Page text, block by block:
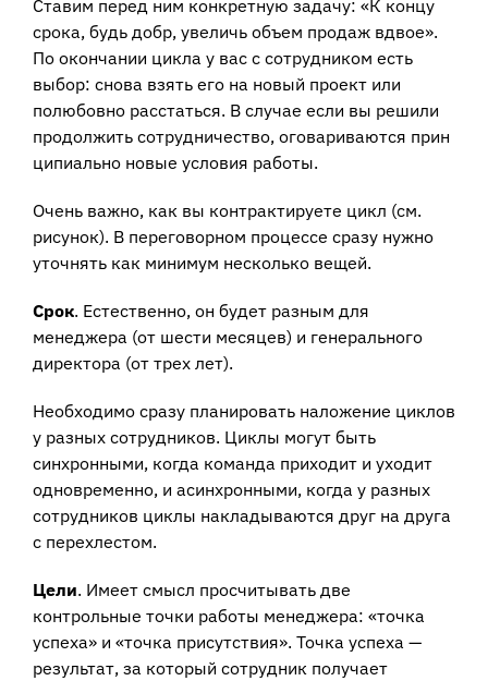
Ставим перед ним конкретную задачу: «К концу
срока, будь добр, увеличь объем продаж вдвое».
По окончании цикла у вас с сотрудником есть
выбор: снова взять его на новый проект или
полюбовно расстаться. В случае если вы решили
продолжить сотрудничество, оговариваются прин
ципиально новые условия работы.
Очень важно, как вы контрактируете цикл (см.
рисунок). В переговорном процессе сразу нужно
уточнять как минимум несколько вещей.
Срок. Естественно, он будет разным для
менеджера (от шести месяцев) и генерального
директора (от трех лет).
Необходимо сразу планировать наложение циклов
у разных сотрудников. Циклы могут быть
синхронными, когда команда приходит и уходит
одновременно, и асинхронными, когда у разных
сотрудников циклы накладываются друг на друга
с перехлестом.
Цели. Имеет смысл просчитывать две
контрольные точки работы менеджера: «точка
успеха» и «точка присутствия». Точка успеха —
результат, за который сотрудник получает